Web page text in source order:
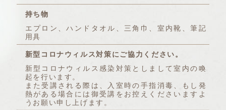
持ち物
エプロン、ハンドタオル、三角巾、室内靴、筆記
用具
新型コロナウィルス対策にご協力ください。
新型コロナウィルス感染対策としまして室内の喚
起を行います。
また受講される際は、入室時の手指消毒、もし発
熱がある場合には御受講をお控えくださいますよ
うお願い申し上げます。